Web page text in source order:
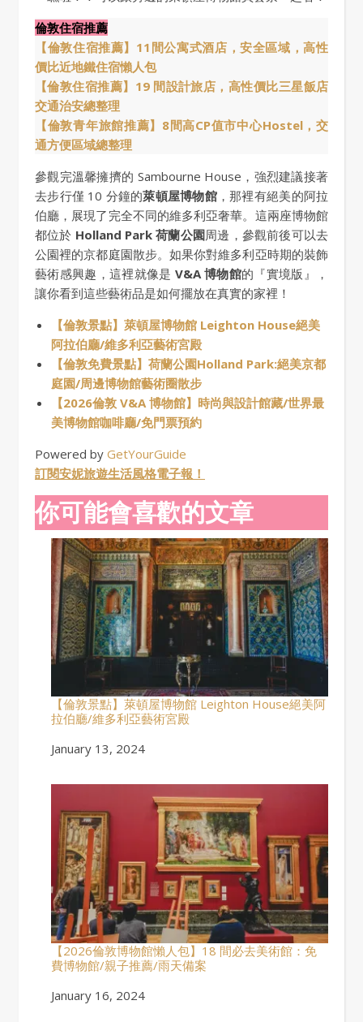
倫敦住宿推薦
【倫敦住宿推薦】11間公寓式酒店，安全區域，高性
價比近地鐵住宿懶人包
【倫敦住宿推薦】19 間設計旅店，高性價比三星飯店
交通治安總整理
【倫敦青年旅館推薦】8間高CP值市中心Hostel，交
通方便區域總整理
參觀完溫馨擁擠的 Sambourne House，強烈建議接著
去步行僅 10 分鐘的萊頓屋博物館，那裡有絕美的阿拉
伯廳，展現了完全不同的維多利亞奢華。這兩座博物館
都位於 Holland Park 荷蘭公園周邊，參觀前後可以去
公園裡的京都庭園散步。如果你對維多利亞時期的裝飾
藝術感興趣，這裡就像是 V&A 博物館的『實境版』，
讓你看到這些藝術品是如何擺放在真實的家裡！
【倫敦景點】萊頓屋博物館 Leighton House絕美
阿拉伯廳/維多利亞藝術宮殿
【倫敦免費景點】荷蘭公園Holland Park:絕美京都
庭園/周邊博物館藝術圈散步
【2026倫敦 V&A 博物館】時尚與設計館藏/世界最
美博物館咖啡廳/免門票預約
Powered by GetYourGuide
訂閱安妮旅遊生活風格電子報！
你可能會喜歡的文章
【倫敦景點】萊頓屋博物館 Leighton House絕美阿
拉伯廳/維多利亞藝術宮殿
Date
January 13, 2024
【2026倫敦博物館懶人包】18 間必去美術館：免
費博物館/親子推薦/雨天備案
Date
January 16, 2024